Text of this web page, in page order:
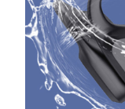
membersihkan
Jangan biarkan
tinggi atau suhu
perangkat atau
Hindari
akan